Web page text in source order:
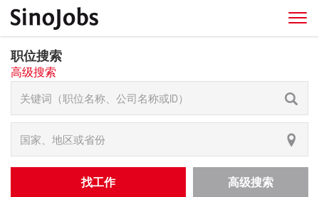
职位搜索
高级搜索
找工作 高级搜索